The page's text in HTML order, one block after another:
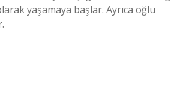
yaşamaya başlar. Ayrıca oğlu